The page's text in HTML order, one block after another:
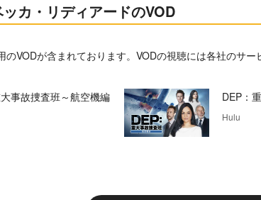
ッカ・リディアードのVOD
のVODが含まれております。VODの視聴には各社のサー
事故捜査班～航空機編 DEP：
Hulu